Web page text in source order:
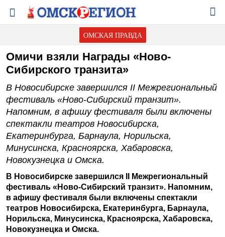
ОМСКАЯ ПРАВДА
Омичи взяли Награды «Ново-
Сибирского транзита»
В Новосибирске завершился II Межрегиональный
фестиваль «Ново-Сибирский транзит».
Напомним, в афишу фестиваля были включены
спектакли театров Новосибирска,
Екатеринбурга, Барнаула, Норильска,
Минусинска, Красноярска, Хабаровска,
Новокузнецка и Омска.
В Новосибирске завершился II Межрегиональный
фестиваль «Ново-Сибирский транзит». Напомним,
в афишу фестиваля были включены спектакли
театров Новосибирска, Екатеринбурга, Барнаула,
Норильска, Минусинска, Красноярска, Хабаровска,
Новокузнецка и Омска.